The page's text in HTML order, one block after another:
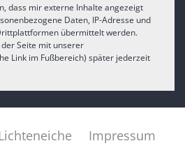
dass mir externe Inhalte angezeigt
Daten, IP-Adresse und
übermittelt werden.
Seite mit unserer
Link im Fußbereich) später jederzeit
Impressum